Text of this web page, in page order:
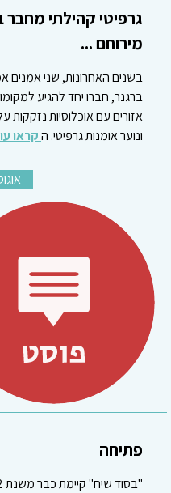
גרפיטי קהילתי מחבר
מירוחם ...
בשנים האחרונות, שני אמנים
ברגנר, חברו יחד להגיע
אזורים עם אוכלוסיות נזקקות
ונוער אומנות גרפיטי. הקראו
אוגוסט
פתיחה